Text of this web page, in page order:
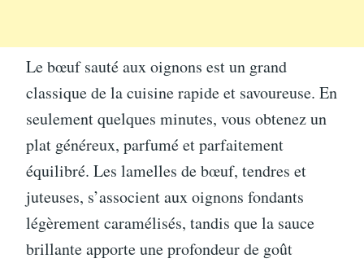
Le bœuf sauté aux oignons est un grand
classique de la cuisine rapide et savoureuse. En
seulement quelques minutes, vous obtenez un
plat généreux, parfumé et parfaitement
équilibré. Les lamelles de bœuf, tendres et
juteuses, s’associent aux oignons fondants
légèrement caramélisés, tandis que la sauce
brillante apporte une profondeur de goût